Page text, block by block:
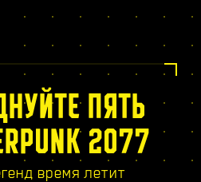
ПЯТЬ
2077
время летит